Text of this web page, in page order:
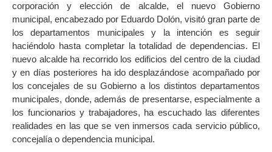
corporación y elección de alcalde, el nuevo Gobierno
municipal, encabezado por Eduardo Dolón, visitó gran parte de
los departamentos municipales y la intención es seguir
haciéndolo hasta completar la totalidad de dependencias. El
nuevo alcalde ha recorrido los edificios del centro de la ciudad
y en días posteriores ha ido desplazándose acompañado por
los concejales de su Gobierno a los distintos departamentos
municipales, donde, además de presentarse, especialmente a
los funcionarios y trabajadores, ha escuchado las diferentes
realidades en las que se ven inmersos cada servicio público,
concejalía o dependencia municipal.